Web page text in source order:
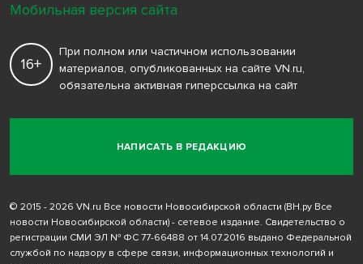
НАПИСАТЬ В РЕДАКЦИЮ
16+
При полном или частичном использовании
материалов, опубликованных на сайте VN.ru,
обязательна активная гиперссылка на сайт
© 2015 - 2026 VN.ru Все новости Новосибирской области (ВН.ру Все
новости Новосибирской области) - сетевое издание. Свидетельство о
регистрации СМИ ЭЛ № ФС 77-66488 от 14.07.2016 выдано Федеральной
службой по надзору в сфере связи, информационных технологий и
Мобильная версия сайта